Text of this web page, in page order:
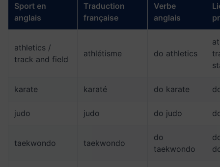
Sport en
anglais
Traduction
française
Verbe
anglais
athletics /
track and field
athlétisme do athletics
karate karaté do karate
judo judo do judo
taekwondo taekwondo
do
taekwondo